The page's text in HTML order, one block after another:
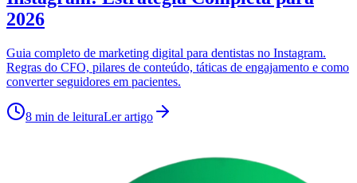
2026
Guia completo de marketing digital para dentistas no Instagram.
Regras do CFO, pilares de conteúdo, táticas de engajamento e como
converter seguidores em pacientes.
8 min de leituraLer artigo